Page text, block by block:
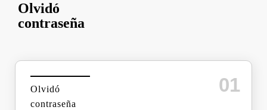
Olvidó
contraseña
Olvidó
contraseña
01